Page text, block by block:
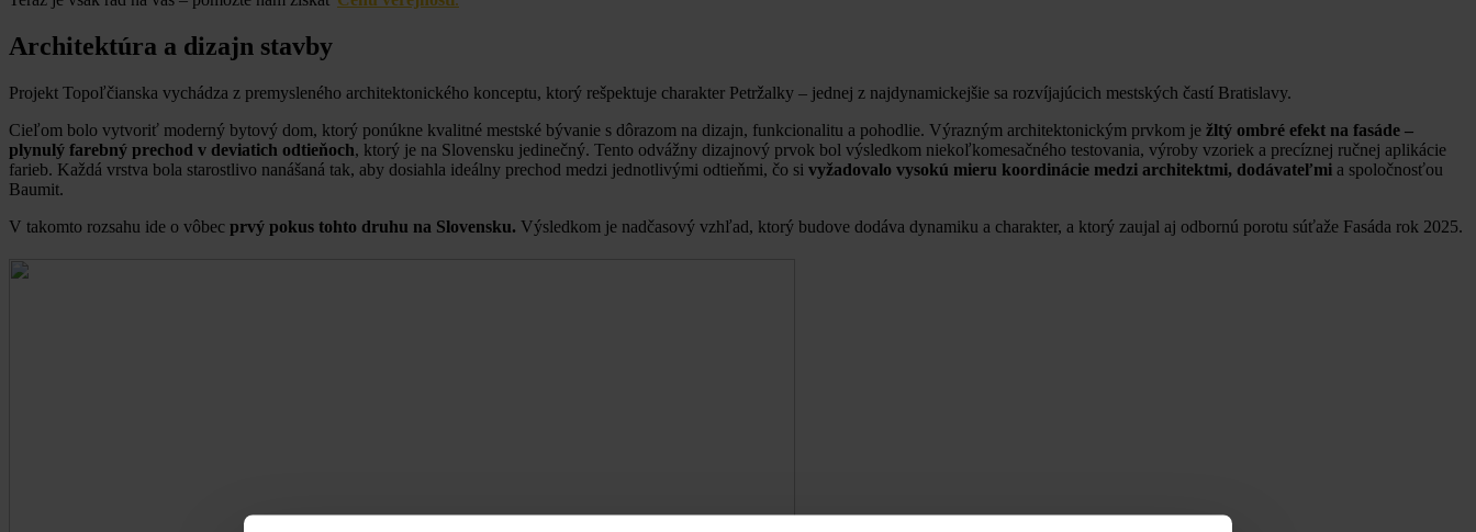
Architektúra a dizajn stavby
Projekt Topoľčianska vychádza z premysleného architektonického konceptu, ktorý rešpektuje charakter Petržalky – jednej z najdynamickejšie sa rozvíjajúcich mestských častí Bratislavy.
Cieľom bolo vytvoriť moderný bytový dom, ktorý ponúkne kvalitné mestské bývanie s dôrazom na dizajn, funkcionalitu a pohodlie. Výrazným architektonickým prvkom je žltý ombré efekt na fasáde –
plynulý farebný prechod v deviatich odtieňoch, ktorý je na Slovensku jedinečný. Tento odvážny dizajnový prvok bol výsledkom niekoľkomesačného testovania, výroby vzoriek a precíznej ručnej aplikácie
farieb. Každá vrstva bola starostlivo nanášaná tak, aby dosiahla ideálny prechod medzi jednotlivými odtieňmi, čo si vyžadovalo vysokú mieru koordinácie medzi architektmi, dodávateľmi a spoločnosťou
Baumit.
V takomto rozsahu ide o vôbec prvý pokus tohto druhu na Slovensku. Výsledkom je nadčasový vzhľad, ktorý budove dodáva dynamiku a charakter, a ktorý zaujal aj odbornú porotu súťaže Fasáda rok 2025.